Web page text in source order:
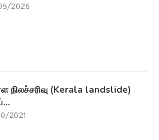
2026
நிலச்சரிவு (Kerala landslide)
2021